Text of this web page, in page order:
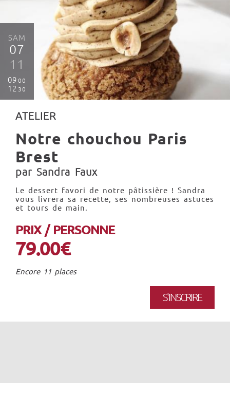
SAM
07
11
09 00
12 30
ATELIER
Notre chouchou Paris
Brest
par Sandra Faux
Le dessert favori de notre pâtissière ! Sandra
vous livrera sa recette, ses nombreuses astuces
et tours de main.
PRIX / PERSONNE
79.00€
Encore 11 places
S'INSCRIRE